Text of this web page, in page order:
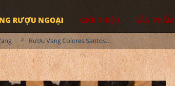
RƯỢU NGOẠI GIỚI THIỆU SẢN PHẨM
Rượu Vang Colores Santos Sauvignon Blanc - Chardonnay